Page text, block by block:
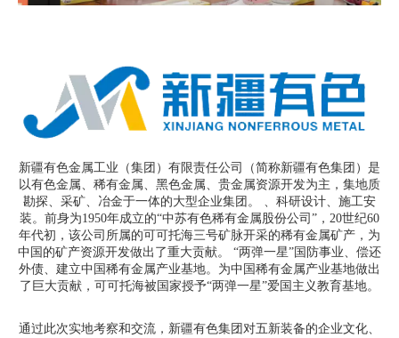
新疆有色金属工业（集团）有限责任公司（简称新疆有色集团）是
以有色金属、稀有金属、黑色金属、贵金属资源开发为主，集地质
勘探、采矿、冶金于一体的大型企业集团。 、科研设计、施工安
装。前身为1950年成立的“中苏有色稀有金属股份公司”，20世纪60
年代初，该公司所属的可可托海三号矿脉开采的稀有金属矿产，为
中国的矿产资源开发做出了重大贡献。 “两弹一星”国防事业、偿还
外债、建立中国稀有金属产业基地。为中国稀有金属产业基地做出
了巨大贡献，可可托海被国家授予“两弹一星”爱国主义教育基地。
通过此次实地考察和交流，新疆有色集团对五新装备的企业文化、